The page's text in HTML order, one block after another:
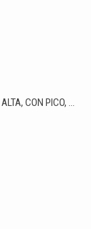
PROBETA GRADUADA DE VIDRIO, CLASE A, FORMA ALTA, CON PICO, GRADUACIÓN AZUL, ENDOGLASSWARE®